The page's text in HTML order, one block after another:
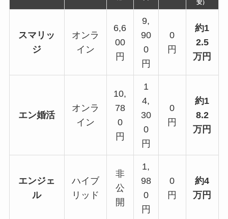
安）
スマリッ
ジ
オンラ
イン
6,6
00
円
9,
90
0
円
0
円
約1
2.5
万円
エン婚活
オンラ
イン
10,
78
0
円
1
4,
30
0
円
0
円
約1
8.2
万円
エンジェ
ル
ハイブ
リッド
非
公
開
1,
98
0
円
0
円
約4
万円